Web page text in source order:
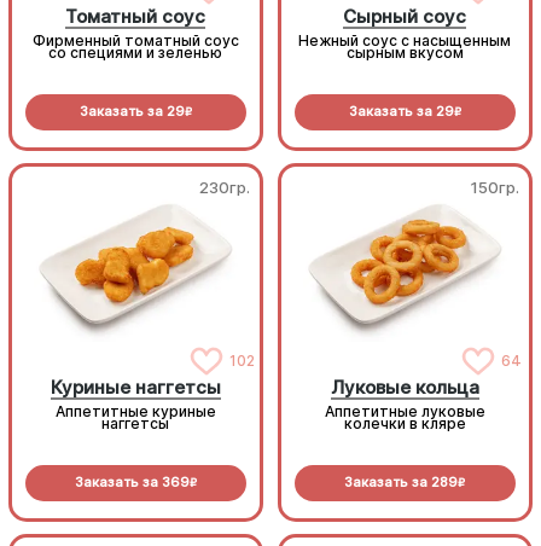
Томатный соус
Фирменный томатный соус
со специями и зеленью
Заказать за 29R
Сырный соус
Нежный соус с насыщенным
сырным вкусом
Заказать за 29R
230гр.
102
Куриные наггетсы
Аппетитные куриные
наггетсы
Заказать за 369R
150гр.
64
Луковые кольца
Аппетитные луковые
колечки в кляре
Заказать за 289R